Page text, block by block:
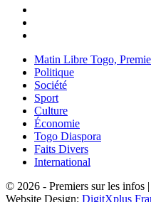
Matin Libre Togo,
Politique
Société
Sport
Culture
Économie
Togo Diaspora
Faits Divers
International
© 2026 - Premiers sur les infos
Website Design: DigitXplus